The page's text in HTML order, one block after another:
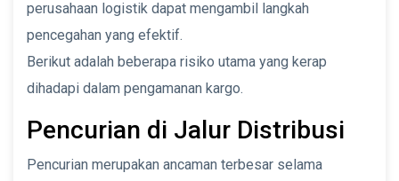
perusahaan logistik dapat mengambil langkah
pencegahan yang efektif.
Berikut adalah beberapa risiko utama yang kerap
dihadapi dalam pengamanan kargo.
Pencurian di Jalur Distribusi
Pencurian merupakan ancaman terbesar selama